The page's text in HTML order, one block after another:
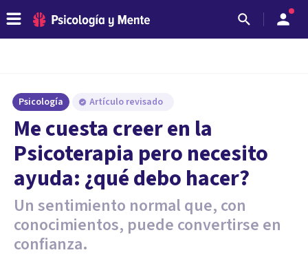
Psicología Artículo revisado
Me cuesta creer en la
Psicoterapia pero necesito
ayuda: ¿qué debo hacer?
Un sentimiento normal que, con
conocimientos, puede convertirse en
confianza.